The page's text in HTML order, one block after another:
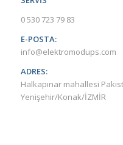
0 530 723 79 83
E-POSTA:
info@elektromodups.com
ADRES:
Halkapınar mahallesi
Yenişehir/Konak/İZMİR